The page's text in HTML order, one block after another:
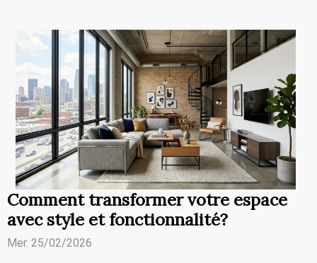
Comment transformer votre espace
avec style et fonctionnalité?
Mer. 25/02/2026